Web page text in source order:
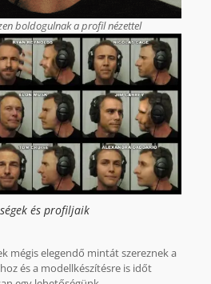
boldogulnak a profil nézettel
és profiljaik
mégis elegendő mintát szereznek a
és a modellkészítésre is időt